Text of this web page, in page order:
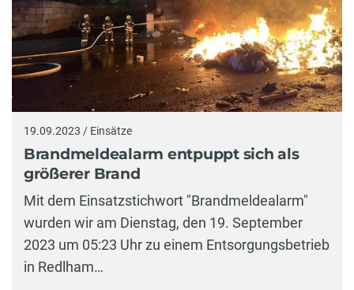
19.09.2023 / Einsätze
Brandmeldealarm entpuppt sich als
größerer Brand
Mit dem Einsatzstichwort "Brandmeldealarm"
wurden wir am Dienstag, den 19. September
2023 um 05:23 Uhr zu einem Entsorgungsbetrieb
in Redlham…